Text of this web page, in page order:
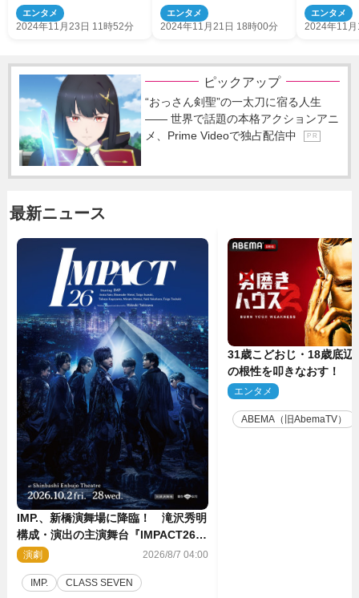
エンタメ
2024年11月23日 11時52分
エンタメ
2024年11月21日 18時00分
なり」
エンタメ
2024年11
ピックアップ
“おっさん剣聖”の一太刀に宿る人生
―― 世界で話題の本格アクションアニ
メ、Prime Videoで独占配信中
P R
最新ニュース
IMP.、新橋演舞場に降臨！ 滝沢秀明
構成・演出の主演舞台『IMPACT26』
上演決定
演劇 2026/8/7 04:00
IMP. CLASS SEVEN
31歳こどおじ・18歳底
の根性を叩きなおす！
ス』第2弾コーチ陣発表
エンタメ
ABEMA（旧AbemaTV）